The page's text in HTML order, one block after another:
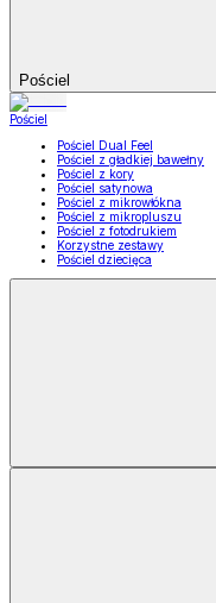
Pościel
Pościel
Pościel Dual Feel
Pościel z gładkiej bawełny
Pościel z kory
Pościel satynowa
Pościel z mikrowłókna
Pościel z mikropluszu
Pościel z fotodrukiem
Korzystne zestawy
Pościel dziecięca